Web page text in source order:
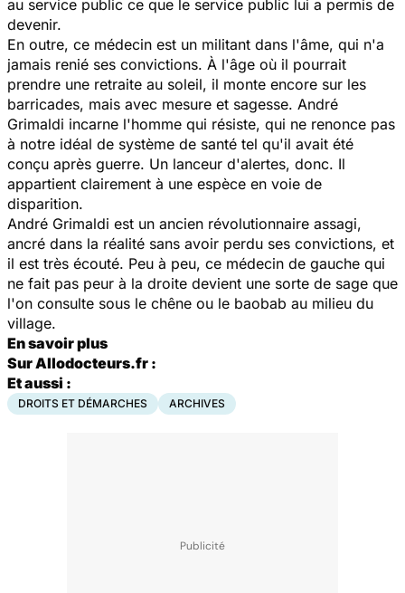
au service public ce que le service public lui a permis de
devenir.
En outre, ce médecin est un militant dans l'âme, qui n'a
jamais renié ses convictions. À l'âge où il pourrait
prendre une retraite au soleil, il monte encore sur les
barricades, mais avec mesure et sagesse. André
Grimaldi incarne l'homme qui résiste, qui ne renonce pas
à notre idéal de système de santé tel qu'il avait été
conçu après guerre. Un lanceur d'alertes, donc. Il
appartient clairement à une espèce en voie de
disparition.
André Grimaldi est un ancien révolutionnaire assagi,
ancré dans la réalité sans avoir perdu ses convictions, et
il est très écouté. Peu à peu, ce médecin de gauche qui
ne fait pas peur à la droite devient une sorte de sage que
l'on consulte sous le chêne ou le baobab au milieu du
village.
En savoir plus
Sur Allodocteurs.fr :
Et aussi :
DROITS ET DÉMARCHES ARCHIVES